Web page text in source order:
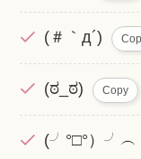
(＃｀д´)
(ಠ_ಠ) Copy
(╯°□°）